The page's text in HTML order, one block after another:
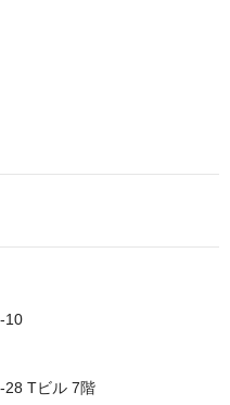
10
28 Tビル 7階